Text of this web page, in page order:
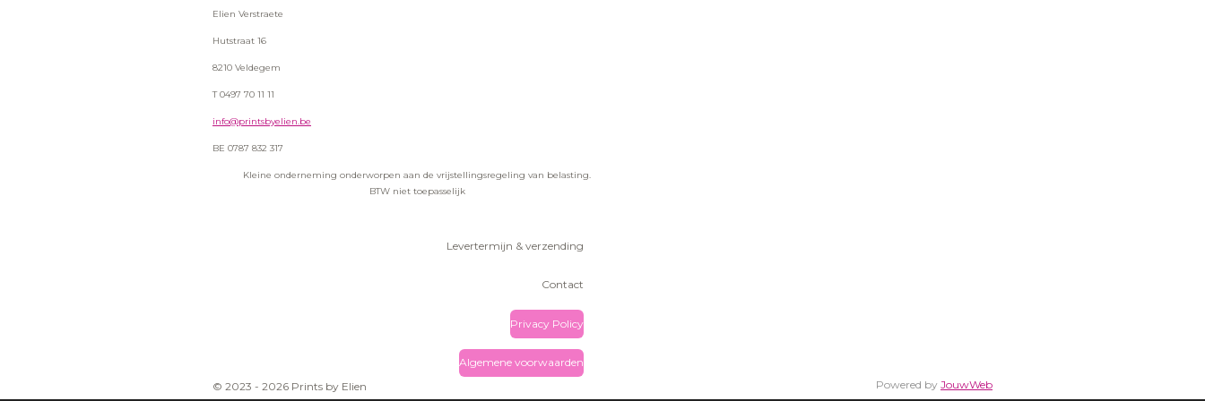
Elien Verstraete
Hutstraat 16
8210 Veldegem
T 0497 70 11 11
info@printsbyelien.be
BE 0787 832 317
Kleine onderneming onderworpen aan de vrijstellingsregeling van belasting.
BTW niet toepasselijk
Levertermijn & verzending
Contact
Privacy Policy
Algemene voorwaarden
© 2023 - 2026 Prints by Elien
Powered by JouwWeb